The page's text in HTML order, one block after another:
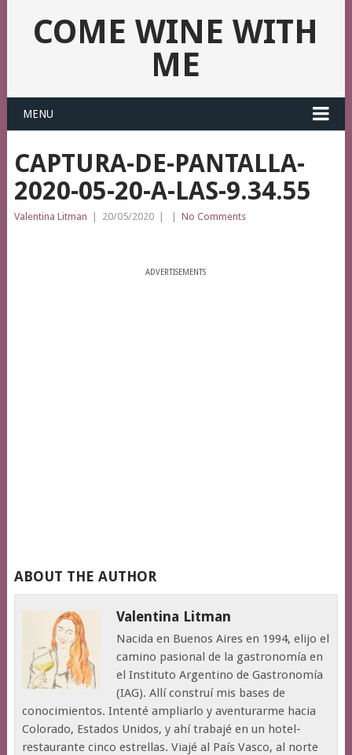
COME WINE WITH
ME
MENU
CAPTURA-DE-PANTALLA-
2020-05-20-A-LAS-9.34.55
Valentina Litman 20/05/2020 No Comments
ADVERTISEMENTS
ABOUT THE AUTHOR
Valentina Litman
Nacida en Buenos Aires en 1994, elijo el
camino pasional de la gastronomía en
el Instituto Argentino de Gastronomía
(IAG). Allí construí mis bases de
conocimientos. Intenté ampliarlo y aventurarme hacia
Colorado, Estados Unidos, y ahí trabajé en un hotel-
restaurante cinco estrellas. Viajé al País Vasco, al norte